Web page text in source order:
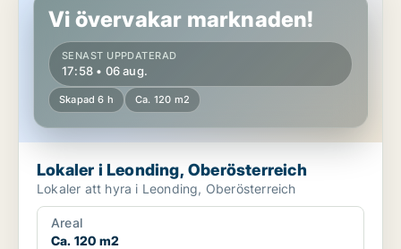
Vi övervakar marknaden!
SENAST UPPDATERAD
17:58 • 06 aug.
Skapad 6 h Ca. 120 m2
Lokaler i Leonding, Oberösterreich
Lokaler att hyra i Leonding, Oberösterreich
Areal
Ca. 120 m2